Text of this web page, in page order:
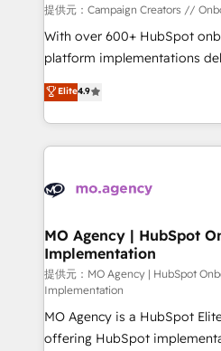
guided implementation and
the CRM platform into your
you like support in
to your needs and sales
certifications, we are part of
services are offered in both
提供元：Campaign Creators //
With over 600+ HubSpot
platform implementations
Elite Solutions Partner for
migrate, replatform, and scale
in high-impact CRM and
onboarding from platforms
WordPress and legacy CRMs,
architectures that accelerate
performance. - Multi-object CRM migration, cleanup,
and implementation. - Pre-
integrations across your full
object setup, CMS builds,
- Dashboards, lifecycle
Elite4.9
MO Agency | HubSpot
Implementation
提供元：MO Agency | HubSpot
Implementation
MO Agency is a HubSpot
offering HubSpot